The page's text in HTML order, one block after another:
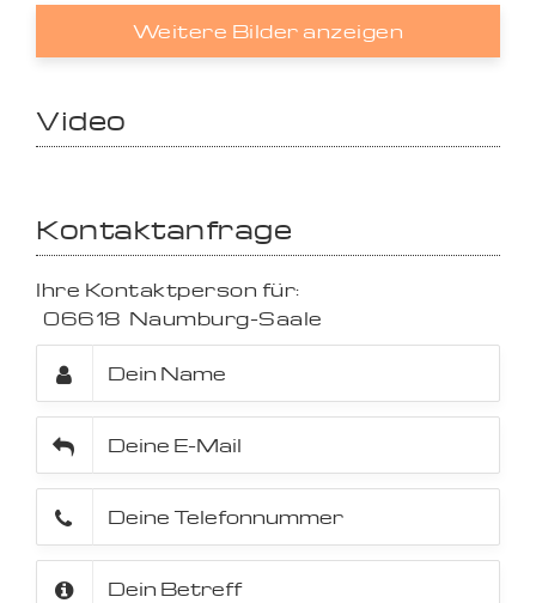
Weitere Bilder anzeigen
Video
Kontaktanfrage
Ihre Kontaktperson für:
06618 Naumburg-Saale